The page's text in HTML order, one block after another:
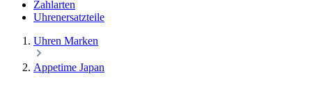
Zahlarten
Uhrenersatzteile
Uhren Marken
Appetime Japan